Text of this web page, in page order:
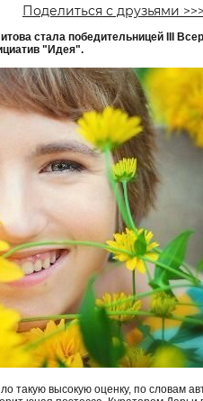
Поделиться с друзьями >>>
стала победительницей III
"Идея".
такую высокую оценку, по словам